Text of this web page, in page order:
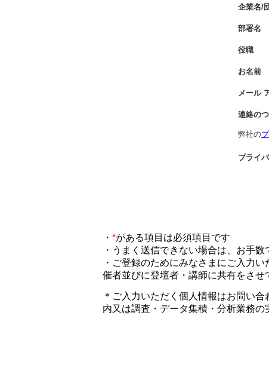
企業名/
部署名
役職
お名前
メール
連絡の
弊社の
プライ
・ *がある項目は必須項目です
・うまく送信できない場合は、お手
・ご登録のためにみなさまにご入力
催者並びに登壇者・講師に共有をさせ
＊ご入力いただく個人情報はお問い
内又は調査・データ集積・分析業務の